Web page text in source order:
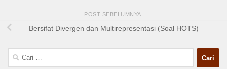
POST SEBELUMNYA
Bersifat Divergen dan Multirepresentasi (Soal HOTS)
Cari